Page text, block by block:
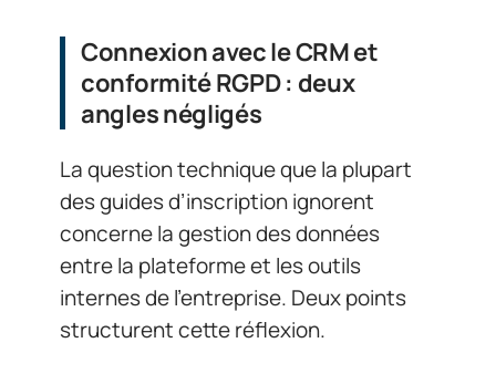
Connexion avec le CRM et
conformité RGPD : deux
angles négligés
La question technique que la plupart
des guides d’inscription ignorent
concerne la gestion des données
entre la plateforme et les outils
internes de l’entreprise. Deux points
structurent cette réflexion.